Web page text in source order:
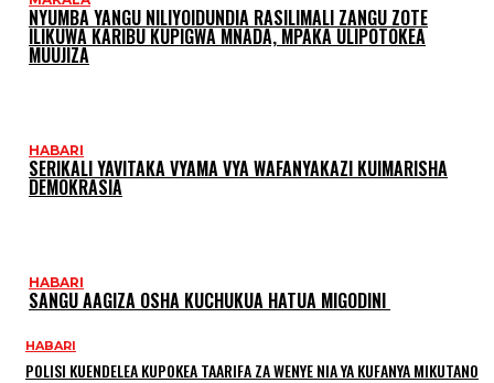
NYUMBA YANGU NILIYOIDUNDIA RASILIMALI ZANGU ZOTE
ILIKUWA KARIBU KUPIGWA MNADA, MPAKA ULIPOTOKEA
MUUJIZA
HABARI
SERIKALI YAVITAKA VYAMA VYA WAFANYAKAZI KUIMARISHA
DEMOKRASIA
HABARI
SANGU AAGIZA OSHA KUCHUKUA HATUA MIGODINI ‎
HABARI
POLISI KUENDELEA KUPOKEA TAARIFA ZA WENYE NIA YA KUFANYA MIKUTANO